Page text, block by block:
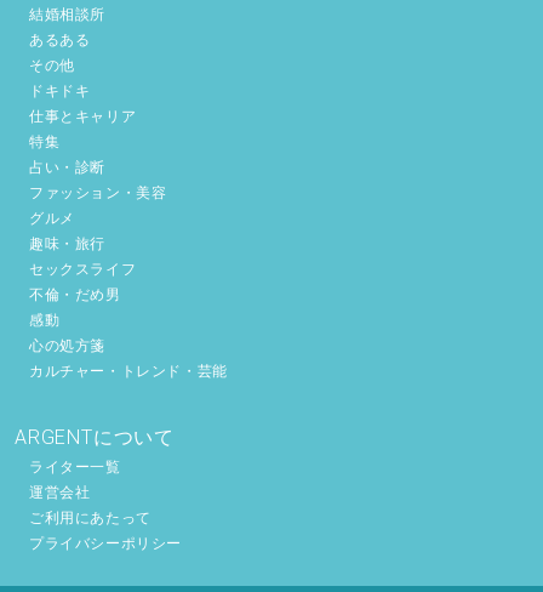
結婚相談所
あるある
その他
ドキドキ
仕事とキャリア
特集
占い・診断
ファッション・美容
グルメ
趣味・旅行
セックスライフ
不倫・だめ男
感動
心の処方箋
カルチャー・トレンド・芸能
ARGENTについて
ライター一覧
運営会社
ご利用にあたって
プライバシーポリシー